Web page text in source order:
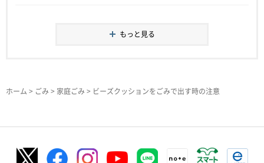
もっと見る
ホーム > ごみ > 家庭ごみ > ビーズクッションをごみで出す時の注意